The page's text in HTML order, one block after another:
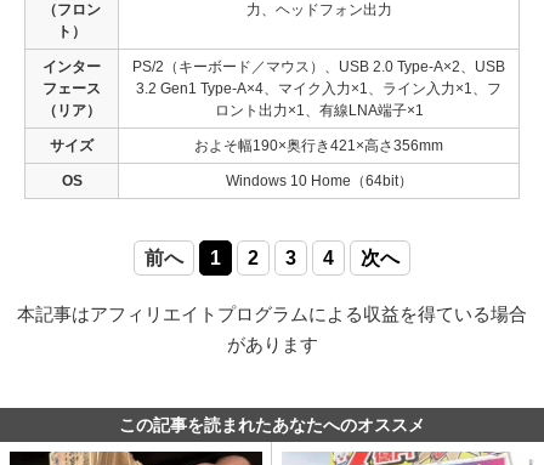
（フロン
ト）
力、ヘッドフォン出力
インター
フェース
（リア）
PS/2（キーボード／マウス）、USB 2.0 Type-A×2、USB
3.2 Gen1 Type-A×4、マイク入力×1、ライン入力×1、フ
ロント出力×1、有線LNA端子×1
サイズ およそ幅190×奥行き421×高さ356mm
OS Windows 10 Home（64bit）
前へ 1 2 3 4 次へ
本記事はアフィリエイトプログラムによる収益を得ている場合
があります
この記事を読まれたあなたへのオススメ